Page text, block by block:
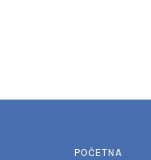
POČETNA